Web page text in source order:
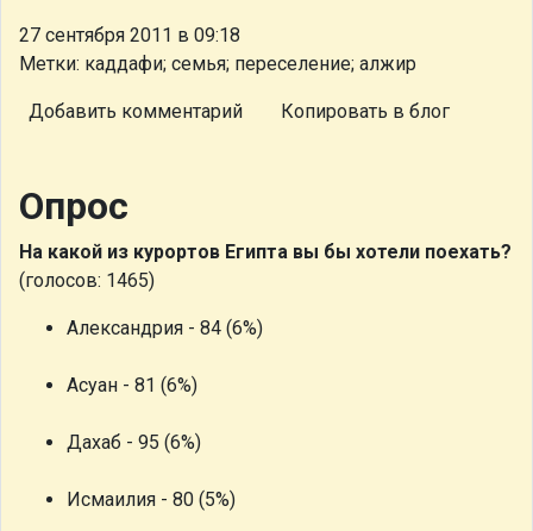
27 сентября 2011 в 09:18
Метки: каддафи; семья; переселение; алжир
Добавить комментарий Копировать в блог
Опрос
На какой из курортов Египта вы бы хотели поехать?
(голосов: 1465)
Александрия - 84 (6%)
Асуан - 81 (6%)
Дахаб - 95 (6%)
Исмаилия - 80 (5%)